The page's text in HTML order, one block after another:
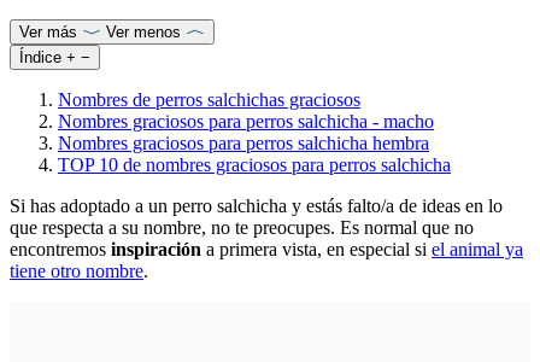
Ver más
Ver menos
Índice + −
Nombres de perros salchichas graciosos
Nombres graciosos para perros salchicha - macho
Nombres graciosos para perros salchicha hembra
TOP 10 de nombres graciosos para perros salchicha
Si has adoptado a un perro salchicha y estás falto/a de ideas en lo
que respecta a su nombre, no te preocupes. Es normal que no
encontremos inspiración a primera vista, en especial si el animal ya
tiene otro nombre.